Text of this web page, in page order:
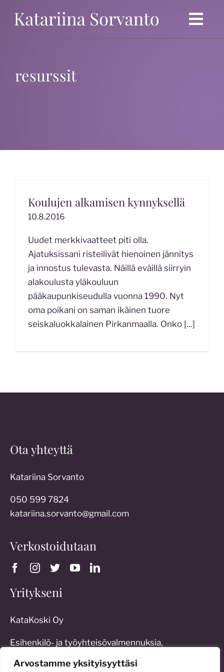
Arvostamme yksityisyyttäsi
Politiikka
resurssit
Koulujen alkamisen kynnyksellä
10.8.2016
Uudet merkkivaatteet piti olla.
Ajatuksissani risteilivät hienoinen jännitys
ja innostus tulevasta. Näillä eväillä siirryin
alakoulusta yläkouluun
pääkaupunkiseudulla vuonna 1990. Nyt
oma poikani on saman ikäinen tuore
seiskaluokkalainen Pirkanmaalla. Onko [...]
Ota yhteyttä
Katariina Sorvanto
050 599 7824
katariina.sorvanto@gmail.com
Verkostoidutaan
Yritykseni
KataKoski Oy
Esihenkilö- ja työyhteisövalmennuksia,